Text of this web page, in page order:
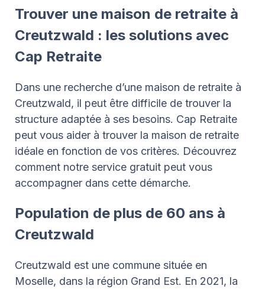
Trouver une maison de retraite à
Creutzwald : les solutions avec
Cap Retraite
Dans une recherche d’une maison de retraite à
Creutzwald, il peut être difficile de trouver la
structure adaptée à ses besoins. Cap Retraite
peut vous aider à trouver la maison de retraite
idéale en fonction de vos critères. Découvrez
comment notre service gratuit peut vous
accompagner dans cette démarche.
Population de plus de 60 ans à
Creutzwald
Creutzwald est une commune située en
Moselle, dans la région Grand Est. En 2021, la